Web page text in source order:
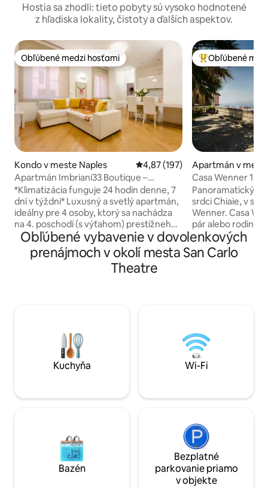
Hostia sa zhodli: tieto pobyty sú vysoko hodnotené
z hľadiska lokality, čistoty a ďalších aspektov.
Obľúbené medzi hosťami
Obľúbené medzi hosťami
Kondo v meste Naples Priemerné ohodnotenie 4,87 z
4,87 (197)
Apartmán Imbriani33 Boutique –
centrum Neapola
*Klimatizácia funguje 24 hodín denne, 7
dní v týždni* Luxusný a svetlý apartmán,
ideálny pre 4 osoby, ktorý sa nachádza
na 4. poschodí (s výťahom) prestížneho
Palazzo Imbriani 33. Vybavené všetkým
moderným pohodlím je ideálnou voľbou
pre tých, ktorí hľadajú centrálnu polohu
v Neapole. Apartmán sa nachádza na
nepretržitým inteligentným zámkom.
Najobľúbenejšie
Obľúbené
Apartmán v
Casa Wenner 1
Chiaia
Panoramatický
srdci Chiaie, v
Wenner. Casa
pár alebo rodinu
spája v sebe to,
zriedka nájde:
zeleň a výhľad na
náleziskám.
Obľúbené vybavenie v dovolenkových
prenájmoch v okolí mesta San Carlo
Theatre
Kuchyňa Wi-Fi
Bazén
Bezplatné
parkovanie priamo
v objekte